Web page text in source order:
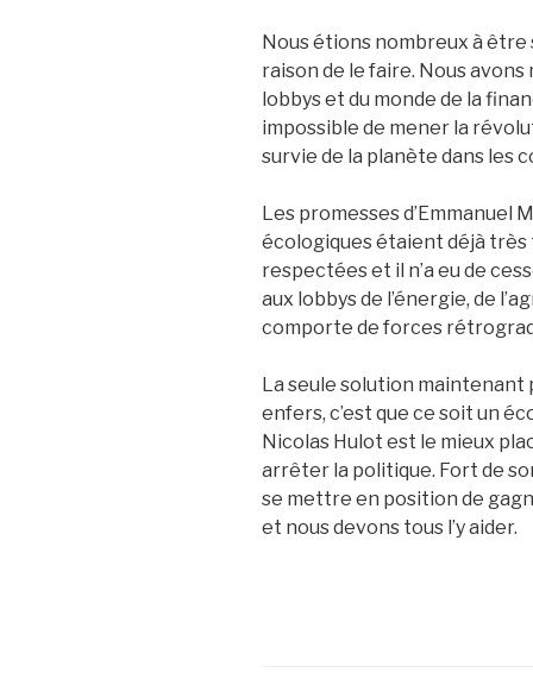
Nous étions nombreux à être
raison de le faire. Nous
lobbys et du monde de la
impossible de mener la
survie de la planète dans les
Les promesses d’Emmanuel
écologiques étaient déjà très
respectées et il n’a eu de
aux lobbys de l’énergie, de
comporte de forces
La seule solution
enfers, c’est que ce soit un
Nicolas Hulot est le mieux
arrêter la politique. Fort de
se mettre en position de
et nous devons tous l’y aider.